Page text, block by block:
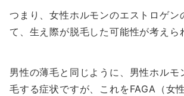
つまり、女性ホルモンのエストロゲン
て、生え際が脱毛した可能性が考えら
男性の薄毛と同じように、男性ホルモ
毛する症状ですが、これをFAGA（女